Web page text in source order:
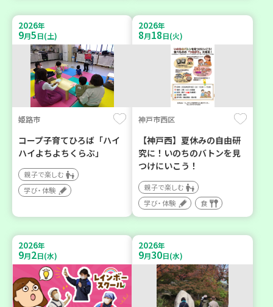
2026年
9月5日(土)
姫路市
コープ子育てひろば「ハイ
ハイよちよちくらぶ」
親子で楽しむ
学び・体験
2026年
8月18日(火)
神戸市西区
【神戸西】夏休みの自由研
究に！いのちのバトンを見
つけにいこう！
親子で楽しむ
学び・体験
食
2026年
9月2日(水)
2026年
9月30日(水)